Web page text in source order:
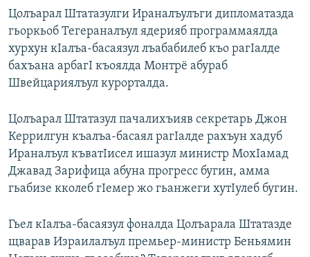
поиску
СЕВЕР.РЕАЛИИ
СИБИРЬ.РЕАЛИИ
РАСПИСАНИЕ ВЕЩАНИЯ
ПОДПИШИТЕСЬ НА РАССЫЛКУ
СОЦИАЛЬНЫЕ СЕТИ
Все сайты РСЕ/РС
Цолъарал Штатазулги Ираналъулъги дипломатазда
гьоркьоб Тегераналъул ядерияб программаялда
хурхун кIалъа-басаязул лъабабилеб къо рагIалде
бахъана арбагI къоялда Монтрё абураб
Швейцариялъул курорталда.
Цолъарал Штатазул пачалихъияв секретарь Джон
Керрилгун къалъа-басаял рагIалде рахъун хадуб
Ираналъул къватIисел ишазул министр МохIамад
Джавад Зарифица абуна прогресс бугин, амма
гьабизе кколеб гIемер жо гьанжеги хутIулеб бугин.
Гьел кIалъа-басаязул фоналда Цолъарала Штатазде
щварав Израилалъул премьер-министр Беньямин